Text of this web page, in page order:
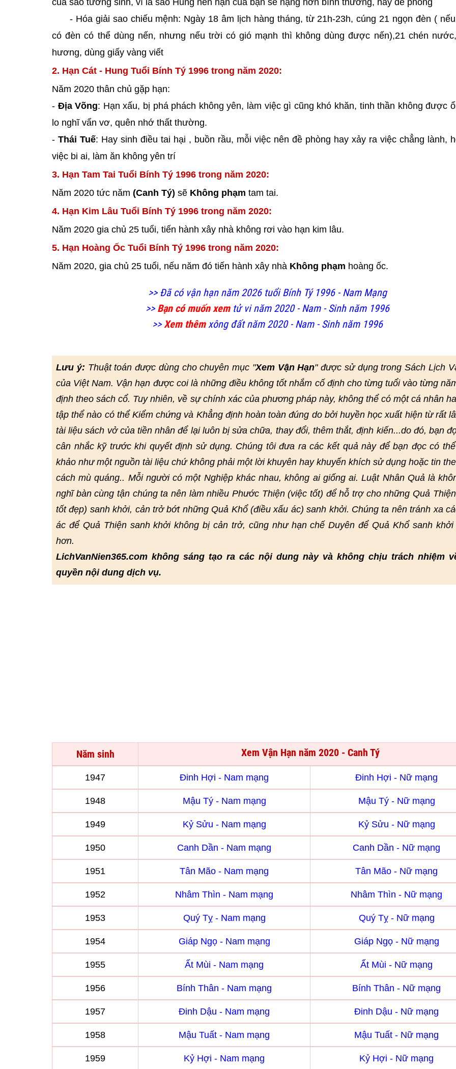
của sao tương sinh, vì là sao Hung nên hạn của bạn sẽ nặng hơn bình thường, hãy đề phòng
- Hóa giải sao chiếu mệnh: Ngày 18 âm lịch hàng tháng, từ 21h-23h, cúng 21 ngọn đèn (
có đèn có thể dùng nến, nhưng nếu trời có gió mạnh thì không dùng được nến),21 chén
hương, dùng giấy vàng viết
2. Hạn Cát - Hung Tuổi Bính Tý 1996 trong năm 2020:
Năm 2020 thân chủ gặp hạn:
- Địa Võng: Hạn xấu, bị phá phách không yên, làm việc gì cũng khó khăn, tinh thần không được
lo nghĩ vẩn vơ, quên nhớ thất thường.
-Thái Tuế: Hay sinh điều tai hại , buồn rầu, mỗi việc nên đề phòng hay xảy ra việc chẳng lành,
việc bi ai, làm ăn không yên trí
3. Hạn Tam Tai Tuổi Bính Tý 1996 trong năm 2020:
Năm 2020 tức năm (Canh Tý) sẽ Không phạm tam tai.
4. Hạn Kim Lâu Tuổi Bính Tý 1996 trong năm 2020:
Năm 2020 gia chủ 25 tuổi, tiến hành xây nhà không rơi vào hạn kim lâu.
5. Hạn Hoàng Ốc Tuổi Bính Tý 1996 trong năm 2020:
Năm 2020, gia chủ 25 tuổi, nếu năm đó tiến hành xây nhà Không phạm hoàng ốc.
>> Đã có vận hạn năm 2026 tuổi Bính Tý 1996 - Nam Mạng
>> Bạn có muốn xemtử vi năm 2020 - Nam - Sinh năm 1996
>>Xem thêmxông đất năm 2020 - Nam - Sinh năm 1996
Lưu ý: Thuật toán được dùng cho chuyên mục "Xem Vận Hạn" được sử dụng trong Sách Lịch
của Việt Nam. Vận hạn được coi là những điều không tốt nhắm cố định cho từng tuổi vào từng
định theo sách cổ. Tuy nhiên, về sự chính xác của phương pháp này, không thể có một cá nhân
tập thể nào có thể Kiểm chứng và Khẳng định hoàn toàn đúng do bởi huyền học xuất hiện từ rất
tài liệu sách vở của tiền nhân để lại luôn bị sửa chữa, thay đổi, thêm thắt, định kiến...do đó, bạn
cân nhắc kỹ trước khi quyết định sử dụng. Chúng tôi đưa ra các kết quả này để bạn đọc có
khảo như một nguồn tài liệu chứ không phải một lời khuyên hay khuyến khích sử dụng hoặc tin
cách mù quáng.. Mỗi người có một Nghiệp khác nhau, không ai giống ai. Luật Nhân Quả là
nghĩ bàn cùng tận chúng ta nên làm nhiều Phước Thiện (việc tốt) để hỗ trợ cho những Quả
tốt đẹp) sanh khởi, cản trở bớt những Quả Khổ (điều xấu ác) sanh khởi. Chúng ta nên tránh xa
ác để Quả Thiện sanh khởi không bị cản trở, cũng như hạn chế Duyên để Quả Khổ sanh khởi
hơn.
LichVanNien365.com không sáng tạo ra các nội dung này và không chịu trách nhiệm
quyền nội dung dịch vụ.
Năm sinh Xem Vận Hạn năm 2020 - Canh Tý
1947 Đinh Hợi - Nam mạng Đinh Hợi - Nữ mạng
1948 Mậu Tý - Nam mạng Mậu Tý - Nữ mạng
1949 Kỷ Sửu - Nam mạng Kỷ Sửu - Nữ mạng
1950 Canh Dần - Nam mạng Canh Dần - Nữ mạng
1951 Tân Mão - Nam mạng Tân Mão - Nữ mạng
1952 Nhâm Thìn - Nam mạng Nhâm Thìn - Nữ mạng
1953 Quý Tỵ - Nam mạng Quý Tỵ - Nữ mạng
1954 Giáp Ngọ - Nam mạng Giáp Ngọ - Nữ mạng
1955 Ất Mùi - Nam mạng Ất Mùi - Nữ mạng
1956 Bính Thân - Nam mạng Bính Thân - Nữ mạng
1957 Đinh Dậu - Nam mạng Đinh Dậu - Nữ mạng
1958 Mậu Tuất - Nam mạng Mậu Tuất - Nữ mạng
1959 Kỷ Hợi - Nam mạng Kỷ Hợi - Nữ mạng